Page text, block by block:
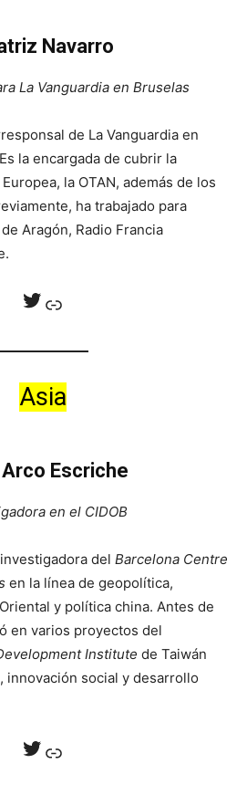
Navarro
La Vanguardia en Bruselas
de La Vanguardia en
la encargada de cubrir la
la OTAN, además de los
ha trabajado para
Aragón, Radio Francia
Twitter
Enlace
Asia
Escriche
en el CIDOB
del Barcelona Centre
en la línea de geopolítica,
y política china. Antes de
en varios proyectos del
Institute de Taiwán
innovación social y desarrollo
Twitter
Enlace